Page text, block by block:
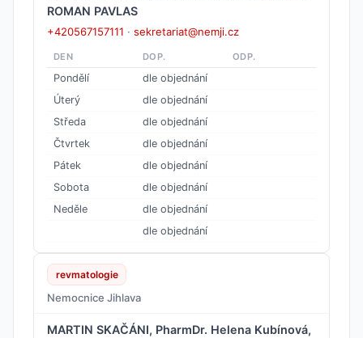
ROMAN PAVLAS
+420567157111 · sekretariat@nemji.cz
DEN DOP. ODP.
Pondělí
dle objednání
Úterý
dle objednání
Středa
dle objednání
Čtvrtek
dle objednání
Pátek
dle objednání
Sobota
dle objednání
Neděle
dle objednání
dle objednání
revmatologie
Nemocnice Jihlava
MARTIN SKAČÁNI, PharmDr. Helena Kubínová,